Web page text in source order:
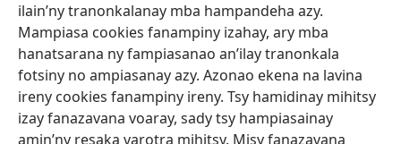
ilain’ny tranonkalanay mba hampandeha azy.
Mampiasa cookies fanampiny izahay, ary mba
hanatsarana ny fampiasanao an’ilay tranonkala
fotsiny no ampiasanay azy. Azonao ekena na lavina
ireny cookies fanampiny ireny. Tsy hamidinay mihitsy
izay fanazavana voaray, sady tsy hampiasainay
amin’ny resaka varotra mihitsy. Misy fanazavana
FITEHIRIZAM-BOKIN’NY Vavolombelon’i Jehovah
(manokatra
rohy)
JW Hub
(manokatra
rohy)
JW Library
Watchtower Library ®